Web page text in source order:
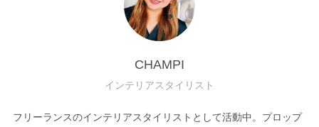
CHAMPI
インテリアスタイリスト
フリーランスのインテリアスタイリストとして活動中。プロップ